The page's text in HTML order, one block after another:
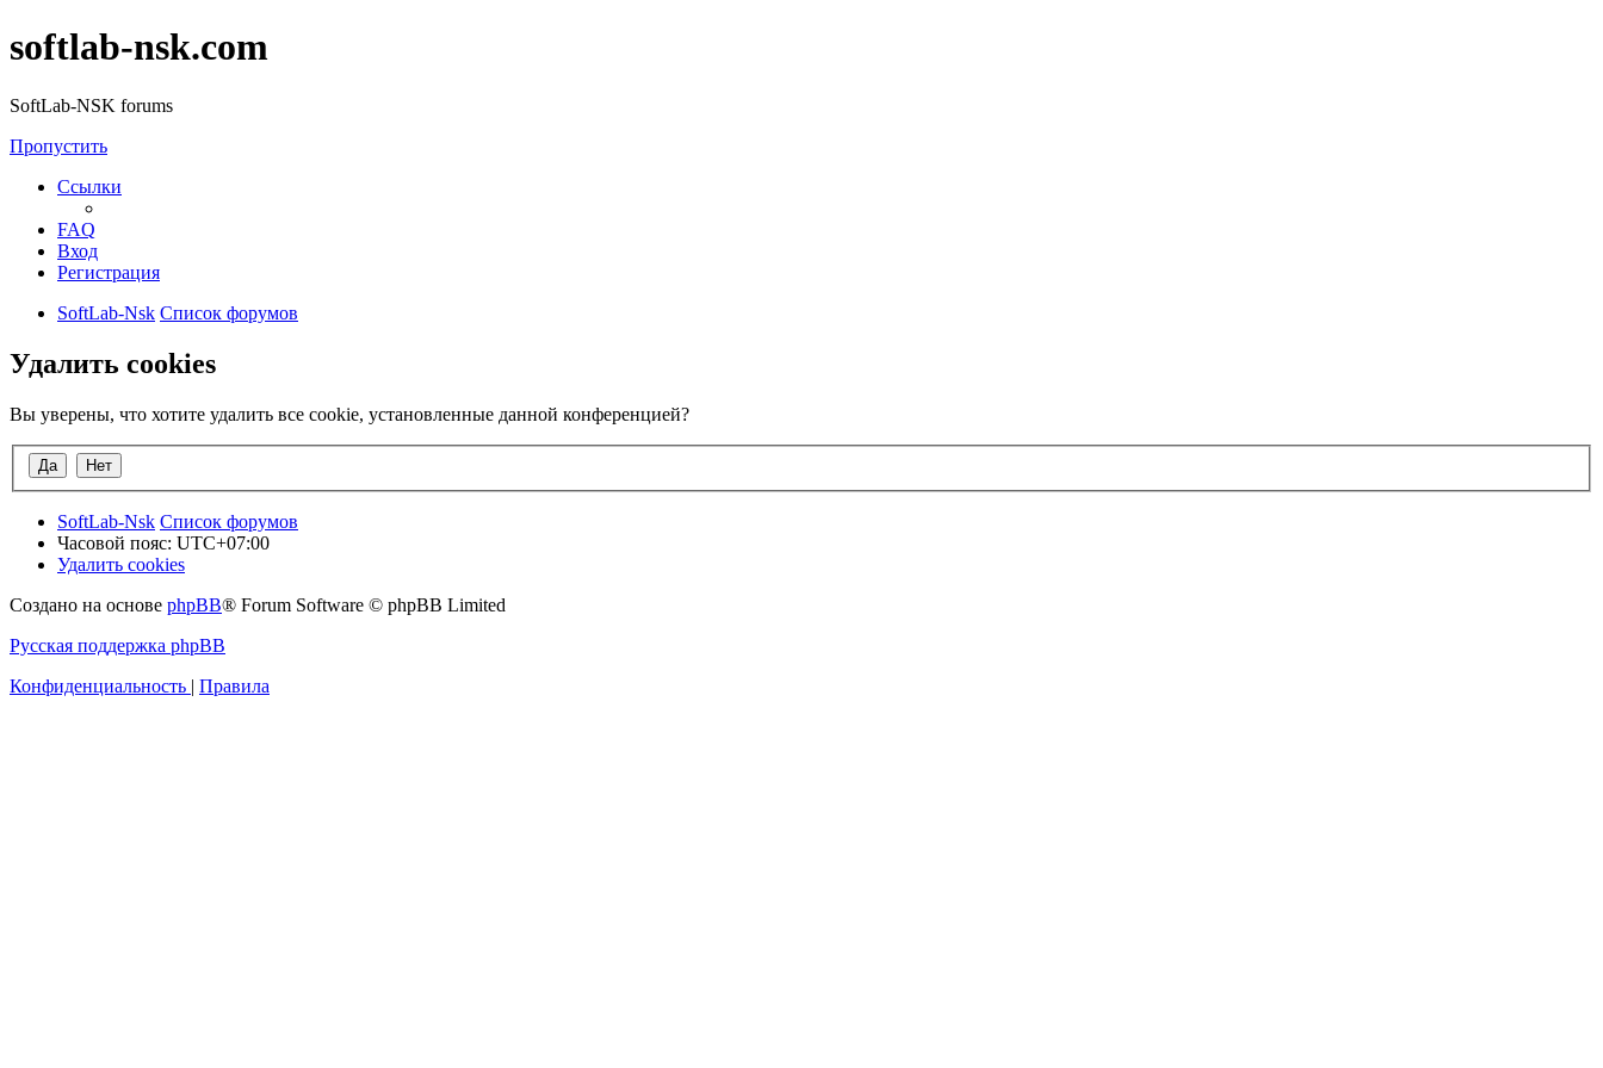
softlab-nsk.com
SoftLab-NSK forums
Пропустить
Ссылки
FAQ
Вход
Регистрация
SoftLab-Nsk Список форумов
Удалить cookies
Вы уверены, что хотите удалить все cookie, установленные данной конференцией?
SoftLab-Nsk Список форумов
Часовой пояс: UTC+07:00
Удалить cookies
Создано на основе phpBB® Forum Software © phpBB Limited
Русская поддержка phpBB
Конфиденциальность | Правила